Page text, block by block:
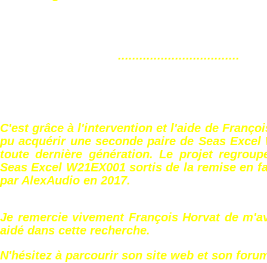
..................................
C'est grâce à l'intervention et l'aide de
pu acquérir une seconde paire de Seas Excel
toute dernière génération. Le projet
Seas Excel W21EX001 sortis de la remise en
par AlexAudio en 2017.
Je remercie vivement François Horvat de
aidé dans cette recherche.
N'hésitez à parcourir son site web et son